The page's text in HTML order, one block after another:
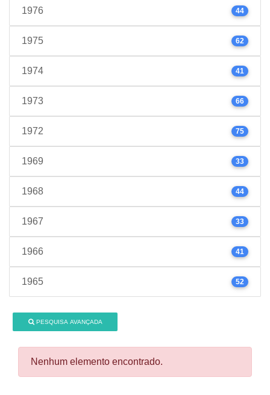
1976 44
1975 62
1974 41
1973 66
1972 75
1969 33
1968 44
1967 33
1966 41
1965 52
PESQUISA AVANÇADA
Nenhum elemento encontrado.